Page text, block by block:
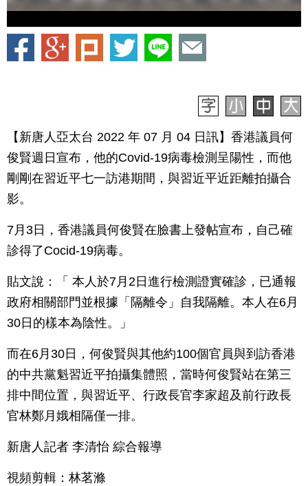
【新唐人亞太台 2022 年 07 月 04 日訊】香港議員何
俊賢週日宣布，他的Covid-19病毒檢測呈陽性，而他
剛剛在習近平七一訪港期間，與習近平近距離拍攝合
影。
7月3日，香港議員何俊賢在臉書上發帖宣布，自己確
診得了Cocid-19病毒。
貼文說：「 本人於7月2日進行檢測證實確診，已通報
政府相關部門並根據「隔離令」自我隔離。本人在6月
30日的樣本為陰性。」
而在6月30日，何俊賢與其他約100個官員與到訪香港
的中共黨魁習近平拍攝集體照，當時何俊賢站在第三
排中間位置，與習近平、行政長官李家超及前行政長
官林鄭月娥相隔僅一排。
新唐人記者 李清怡 綜合報導
視頻剪輯：林茗滌